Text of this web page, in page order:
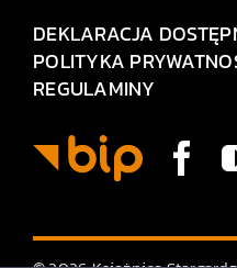
DEKLARACJA
POLITYKA
REGULAMINY